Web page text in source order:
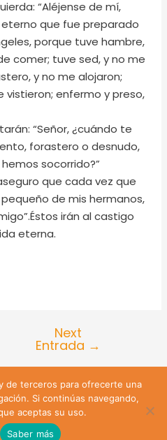
“Aléjense de mí,
que fue preparado
porque tuve hambre,
comer; tuve sed, y no me
y no me alojaron;
vistieron; enfermo y preso,
“Señor, ¿cuándo te
forastero o desnudo,
socorrido?”
que cada vez que
de mis hermanos,
irán al castigo
eterna.
Next
Entrada →
| Teléfono: +56 9 74809547 |
de terceros para ofrecerte una
Si continúas navegando,
aceptas su uso.
Saber más